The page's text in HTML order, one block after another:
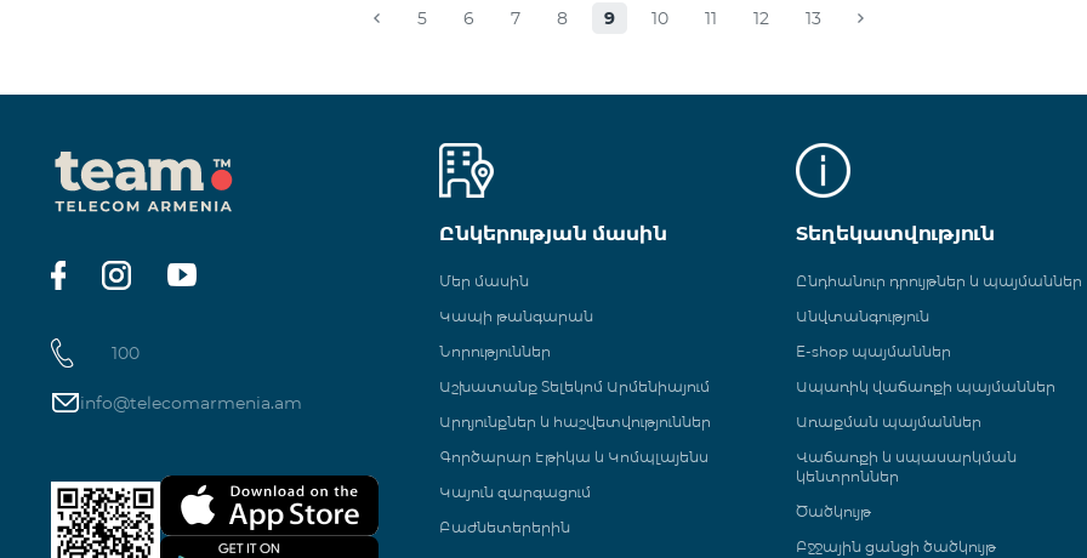
5 6 7 8 9 10 11 12 13
100
info@telecomarmenia.am
Ընկերության մասին
Մեր մասին
Կապի թանգարան
Նորություններ
Աշխատանք Տելեկոմ Արմենիայում
Արդյունքներ և հաշվետվություններ
Գործարար Էթիկա և Կոմպլայենս
Կայուն զարգացում
Բաժնետերերին
Տեղեկատվություն
Ընդհանուր դրույթներ և պայմաններ
Անվտանգություն
E-shop պայմաններ
Ապառիկ վաճառքի պայմաններ
Առաքման պայմաններ
Վաճառքի և սպասարկման
կենտրոններ
Ծածկույթ
Բջջային ցանցի ծածկույթ